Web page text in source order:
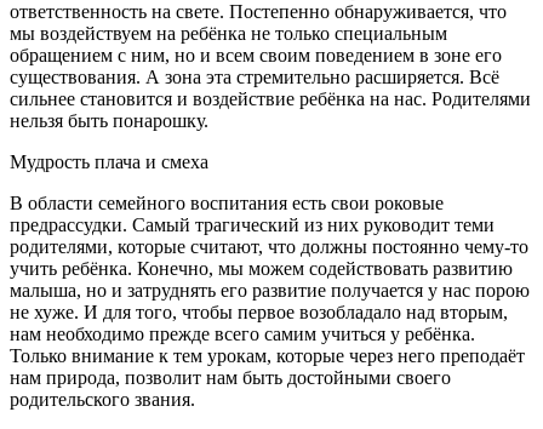
ответственность на свете. Постепенно обнаруживается, что
мы воздействуем на ребёнка не только специальным
обращением с ним, но и всем своим поведением в зоне его
существования. А зона эта стремительно расширяется. Всё
сильнее становится и воздействие ребёнка на нас. Родителями
нельзя быть понарошку.
Мудрость плача и смеха
В области семейного воспитания есть свои роковые
предрассудки. Самый трагический из них руководит теми
родителями, которые считают, что должны постоянно чему-то
учить ребёнка. Конечно, мы можем содействовать развитию
малыша, но и затруднять его развитие получается у нас порою
не хуже. И для того, чтобы первое возобладало над вторым,
нам необходимо прежде всего самим учиться у ребёнка.
Только внимание к тем урокам, которые через него преподаёт
нам природа, позволит нам быть достойными своего
родительского звания.